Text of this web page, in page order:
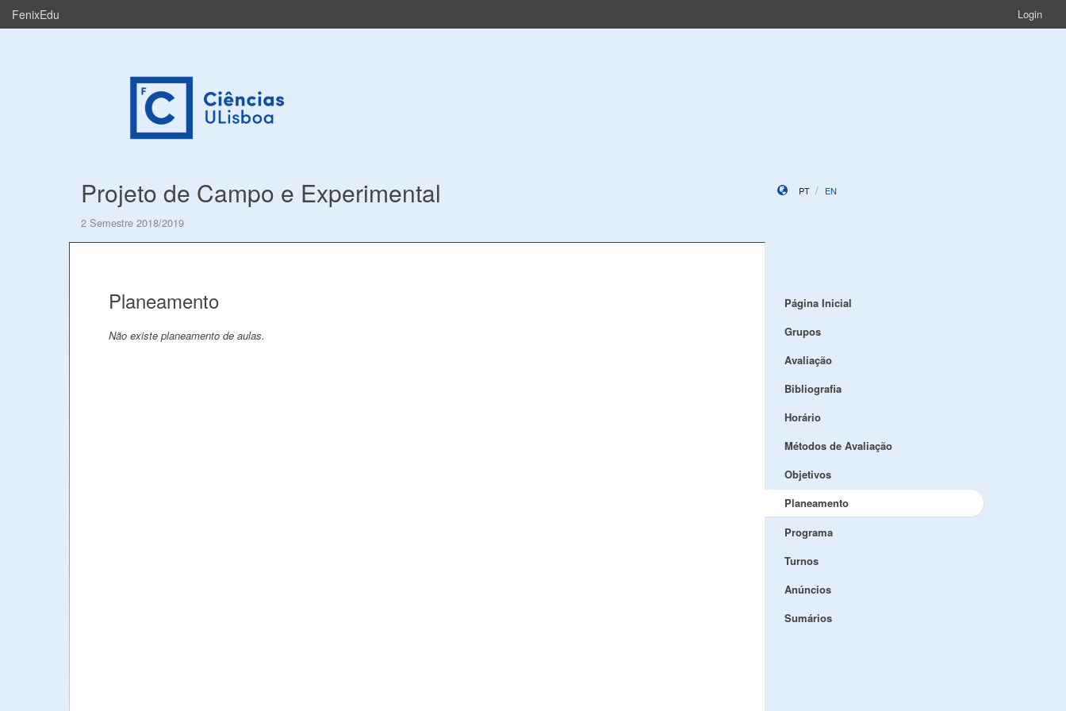
FenixEdu Login
Projeto de Campo e Experimental
2 Semestre 2018/2019
PT EN
Planeamento
Não existe planeamento de aulas.
Página Inicial
Grupos
Avaliação
Bibliografia
Horário
Métodos de Avaliação
Objetivos
Planeamento
Programa
Turnos
Anúncios
Sumários